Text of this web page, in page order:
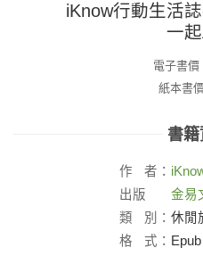
iKnow行動生活
一
電子書價
紙本書
書
作 者：
出版
社：
金易
類
別： 休閒
格
式：